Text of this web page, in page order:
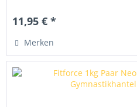
11,95 € *
Merken